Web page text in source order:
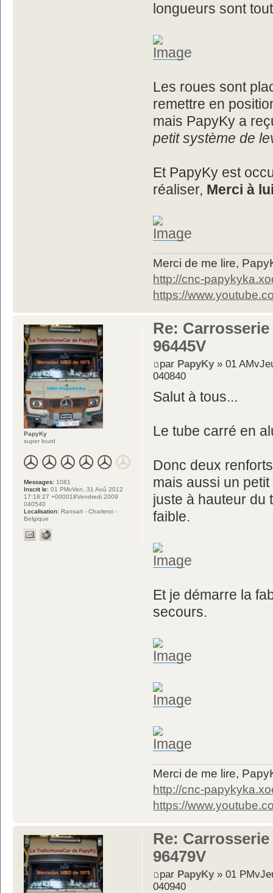
longueurs sont
Les roues sont
remettre en
mais PapyKy a
petit système de
Et PapyKy est
réaliser, Merci à
Merci de me lire,
http://cnc-
https://
Re:
96445V
par PapyKy» 01
040840
Salut à tous...
Le tube carré en
Donc deux
mais aussi un
juste à hauteur du
faible.
Et je démarre la
secours.
Merci de me lire,
http://cnc-
https://
PapyKy
super lourd
Messages: 1081
Inscrit le: 01 PMvVen, 31 Aoû 2012
17:18:27 +000018Vendredi 2009
040540
Localisation: Ransart - Charleroi -
Belgique
Re:
96479V
par PapyKy» 01
040940